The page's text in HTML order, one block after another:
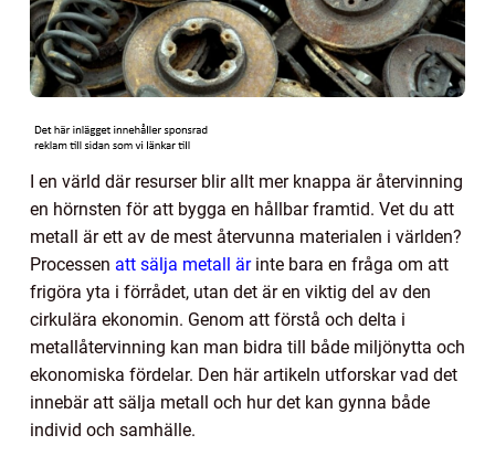
I en värld där resurser blir allt mer knappa är återvinning
en hörnsten för att bygga en hållbar framtid. Vet du att
metall är ett av de mest återvunna materialen i världen?
Processen att sälja metall ärinte bara en fråga om att
frigöra yta i förrådet, utan det är en viktig del av den
cirkulära ekonomin. Genom att förstå och delta i
metallåtervinning kan man bidra till både miljönytta och
ekonomiska fördelar. Den här artikeln utforskar vad det
innebär att sälja metall och hur det kan gynna både
individ och samhälle.